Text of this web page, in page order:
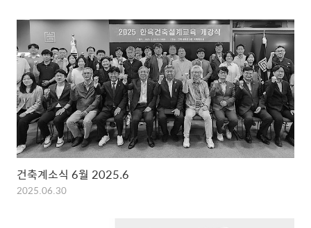
건축계소식 6월 2025.6
2025.06.30